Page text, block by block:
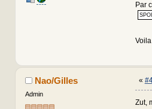
Par
Nao/Gilles
Admin
«
Zut,